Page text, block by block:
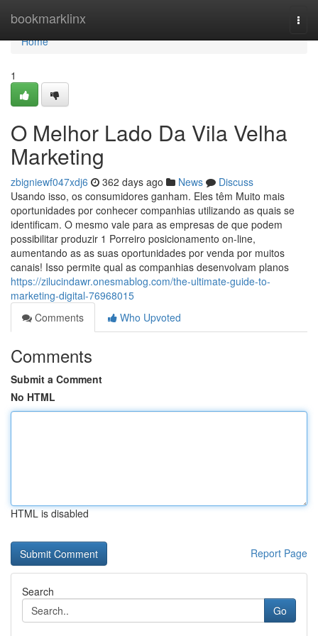
bookmarklinx
Home
Home
1
O Melhor Lado Da Vila Velha
Marketing
zbigniewf047xdj6 362 days ago News
Discuss
Usando isso, os consumidores ganham. Eles têm Muito mais
oportunidades por conhecer companhias utilizando as quais se
identificam. O mesmo vale para as empresas de que podem
possibilitar produzir 1 Porreiro posicionamento on-line,
aumentando as as suas oportunidades por venda por muitos
canais! Isso permite qual as companhias desenvolvam planos
https://zilucindawr.onesmablog.com/the-ultimate-guide-to-
marketing-digital-76968015
Comments
Who Upvoted
Comments
Submit a Comment
No HTML
HTML is disabled
Report Page
Search
Go